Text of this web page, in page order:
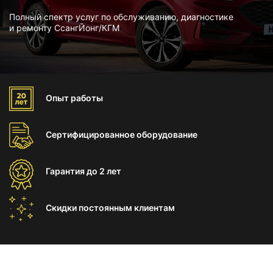
Полный спектр услуг по обслуживанию, диагностике
и ремонту СсангЙонг/КГМ
Опыт работы
Сертифицированноеоборудование
Гарантиядо 2 лет
Скидки постоянным клиентам